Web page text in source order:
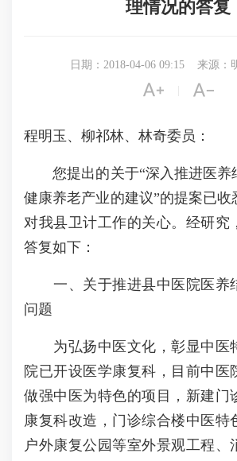
理情况的答复
日期：2018-04-06 09:15 来源：
 
程明玉、柳祁林、林奇委员：
您提出的关于“深入推进医养
健康养老产业的建议”的提案已收
对我县卫计工作的关心。经研究
答复如下：
一、关于推进县中医院医养
问题
为弘扬中医文化，彰显中医
院已开设医学康复科，目前中医
做强中医为特色的项目，新建门
康复科改造，门诊综合楼中医特
户外康复公园等室外景观工程、